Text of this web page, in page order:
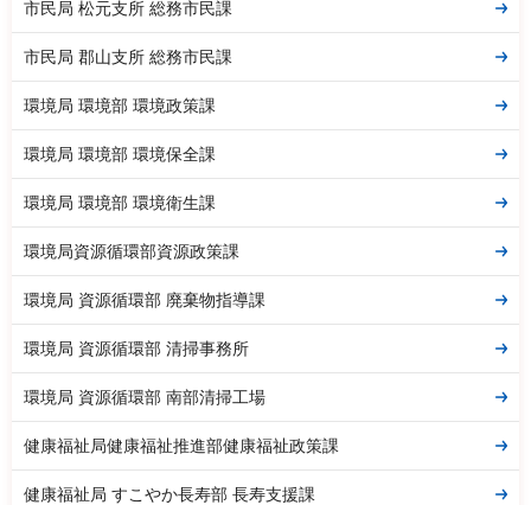
市民局 松元支所 総務市民課
市民局 郡山支所 総務市民課
環境局 環境部 環境政策課
環境局 環境部 環境保全課
環境局 環境部 環境衛生課
環境局資源循環部資源政策課
環境局 資源循環部 廃棄物指導課
環境局 資源循環部 清掃事務所
環境局 資源循環部 南部清掃工場
健康福祉局健康福祉推進部健康福祉政策課
健康福祉局 すこやか長寿部 長寿支援課